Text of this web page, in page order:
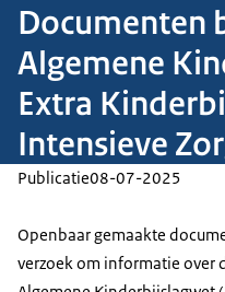
Documenten
Algemene
Extra
Intensieve
Publicatie08-07-2025
Openbaar gemaakte
verzoek om informatie over